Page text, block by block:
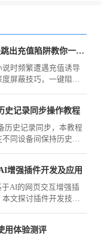
小米浏览器看网文老是跳出充值陷阱教你一招彻底免疫
时频繁遭遇充值诱导
屏蔽技巧，一键阻断
史记录同步操作教程
历史记录同步，本教程
同设备间保持历史记
增强插件开发及应用
AI的网页交互增强插
文探讨插件开发技术
用体验测评